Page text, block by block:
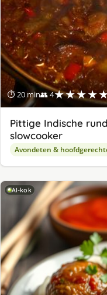
⏱ 20 min👥 4
Pittige Indische
slowcooker
Avondeten &
AI-kok